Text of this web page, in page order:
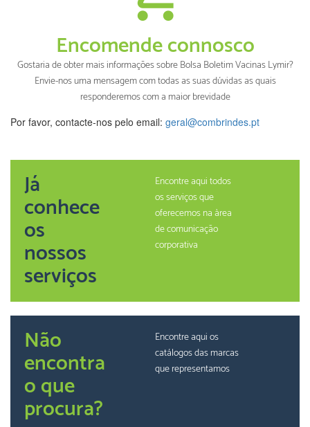
Encomende connosco
Gostaria de obter mais informações sobre Bolsa Boletim Vacinas Lymir?
Envie-nos uma mensagem com todas as suas dúvidas as quais
responderemos com a maior brevidade
Por favor, contacte-nos pelo email: geral@combrindes.pt
Já
conhece
os
nossos
serviços
Encontre aqui todos
os serviços que
oferecemos na àrea
de comunicação
corporativa
Não
encontra
o que
procura?
Encontre aqui os
catálogos das marcas
que representamos